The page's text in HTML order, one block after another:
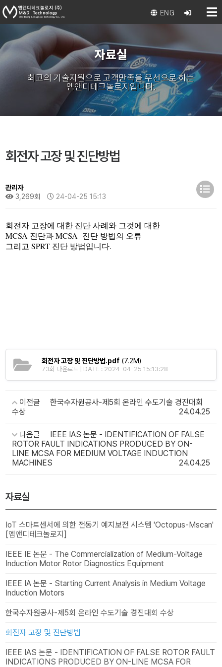
ENG
자료실
최고의 기술지원으로 고객만족을 우선으로 하는
엠앤디테크놀로지입니다.
자료실
IoT 스마트센서에 의한 전동기 예지보전 시스템 'Octopus-Mscan'
[엠앤디테크놀로지]
IEEE IE 논문 - The Commercialization of Medium-Voltage
Induction Motor Rotor Diagnostics Equipment
IEEE IA 논문 - Starting Current Analysis in Medium Voltage
Induction Motors
한국수자원공사-제5회 온라인 수도기술 경진대회 수상
회전자 고장 및 진단방법
IEEE IAS 논문 - IDENTIFICATION OF FALSE ROTOR FAULT
INDICATIONS PRODUCED BY ON-LINE MCSA FOR
회전자 고장 및 진단방법
관리자
3,269회
24-04-25 15:13
회전자 고장에 대한 진단 사례와 그것에 대한
MCSA 진단과MCSA
진단 방법의 오류
그리고SPRT 진단 방법입니다.
회전자 고장 및 진단방법.pdf (7.2M)
73회 다운로드 | DATE : 2024-04-25 15:13:28
이전글
한국수자원공사-제5회 온라인 수도기술 경진대회
수상
24.04.25
다음글
IEEE IAS 논문 - IDENTIFICATION OF FALSE
ROTOR FAULT INDICATIONS PRODUCED BY ON-
LINE MCSA FOR MEDIUM VOLTAGE INDUCTION
MACHINES
24.04.25